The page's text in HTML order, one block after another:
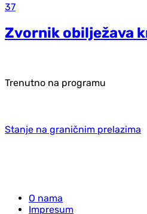
37
Zvornik obilježava
Trenutno na programu
Stanje na graničnim prelazima
O nama
Impresum